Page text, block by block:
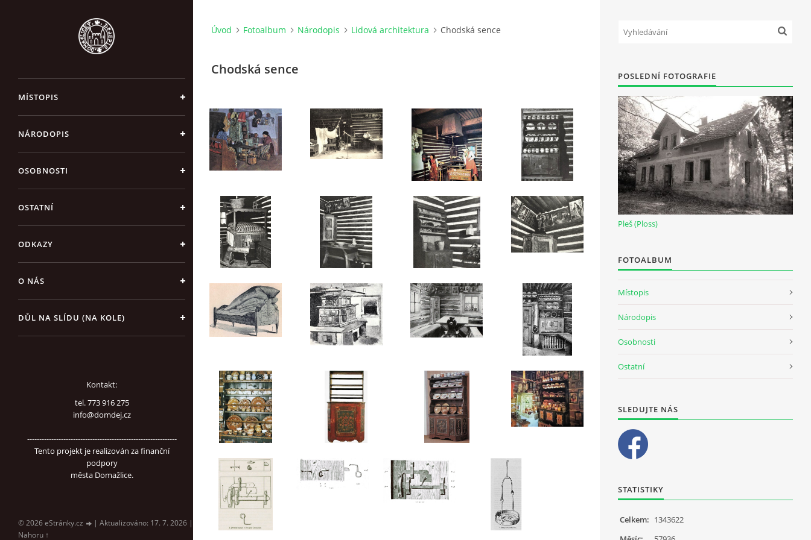
MÍSTOPIS
NÁRODOPIS
OSOBNOSTI
OSTATNÍ
ODKAZY
O NÁS
DŮL NA SLÍDU (NA KOLE)
Kontakt:
tel. 773 916 275
info@domdej.cz
--------------------------------------------------------------
Tento projekt je realizován za finanční
podpory
města Domažlice.
© 2026 eStránky.cz | Aktualizováno: 17. 7. 2026 |
Nahoru ↑
Úvod Fotoalbum Národopis Lidová architektura Chodská sence
Chodská sence POSLEDNÍ FOTOGRAFIE
Pleš (Ploss)
FOTOALBUM
Místopis
Národopis
Osobnosti
Ostatní
SLEDUJTE NÁS
STATISTIKY
Celkem: 1343622